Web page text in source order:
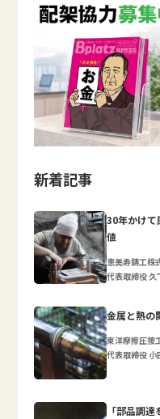
新着記事
30年かけ
値
恵美寿鋳工株
代表取締役 久
金属と熱の
東洋摩擦圧接
代表取締役 小
「部品調